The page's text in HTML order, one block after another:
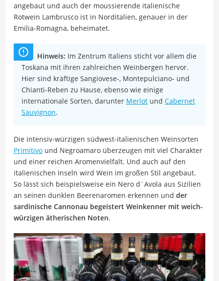
angebaut und auch der moussierende italienische
Rotwein Lambrusco ist in Norditalien, genauer in der
Emilia-Romagna, beheimatet.
Hinweis: Im Zentrum Italiens sticht vor allem die
Toskana mit ihren zahlreichen Weinbergen hervor.
Hier sind kräftige Sangiovese-, Montepulciano- und
Chianti-Reben zu Hause, ebenso wie einige
internationale Sorten, darunter Merlot und Cabernet
Sauvignon.
Die intensiv-würzigen südwest-italienischen Weinsorten
Primitivo und Negroamaro überzeugen mit viel Charakter
und einer reichen Aromenvielfalt. Und auch auf den
italienischen Inseln wird Wein im großen Stil angebaut.
So lässt sich beispielsweise ein Nero d´Avola aus Sizilien
an seinen dunklen Beerenaromen erkennen und der
sardinische Cannonau begeistert Weinkenner mit weich-
würzigen ätherischen Noten.